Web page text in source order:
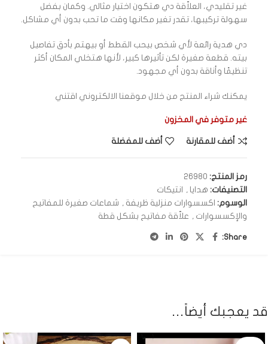
غير تقليدي، العلاّقة دي هتكون اختيار مثالي. وكمان بفضل
سهولة تركيبها، تقدر تغير مكانها وقت ما تحب بدون أي مشاكل.
دي هدية رائعة لأي شخص بيحب القطط أو بيهتم بأدق تفاصيل
بيته. قطعة صغيرة لكن تأثيرها كبير، لأنها هتخلي المكان أكثر
تنظيمًا وأناقة بدون أي مجهود.
يمكنك شراء المنتج من خلال موقعنا الالكتروني اقتني
غير متوفر في المخزون
أضف للمقارنة أضف للمفضلة
رمز المنتج: 26980
التصنيفات: هدايا ,
انتيكات
الوسوم: اكسسوارات منزلية ظريفة , شماعات صغيرة للمفاتيح
والإكسسوارات , علاّقة مفاتيح بشكل قطة
Share:
قد يعجبك أيضاً…